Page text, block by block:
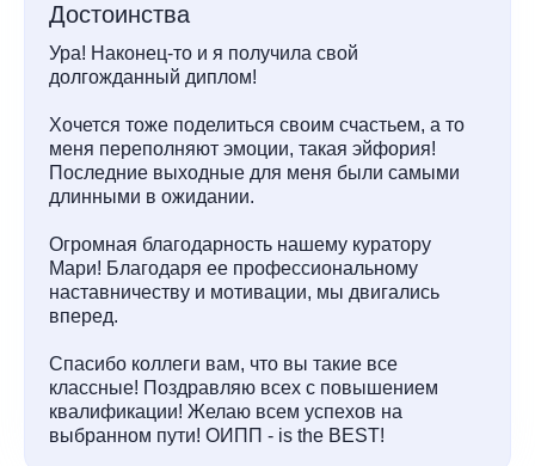
Достоинства
Ура! Наконец-то и я получила свой
долгожданный диплом!
Хочется тоже поделиться своим счастьем, а то
меня переполняют эмоции, такая эйфория!
Последние выходные для меня были самыми
длинными в ожидании.
Огромная благодарность нашему куратору
Мари! Благодаря ее профессиональному
наставничеству и мотивации, мы двигались
вперед.
Спасибо коллеги вам, что вы такие все
классные! Поздравляю всех с повышением
квалификации! Желаю всем успехов на
выбранном пути! ОИПП - is the BEST!